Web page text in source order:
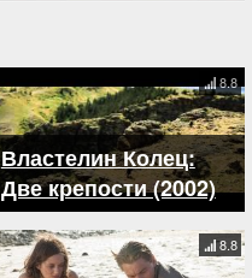
Властелин Колец:
Две крепости (2002)
8.8
8.8